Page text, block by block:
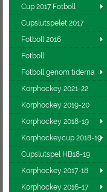
Cup 2017 Fotboll
Cupslutspelet 2017
Fotboll 2016
Fotboll
Fotboll genom tiderna
Korphockey 2021-22
Korphockey 2019-20
Korphockey 2018-19
Korphockeycup 2018-19
Cupslutspel HB18-19
Korphockey 2017-18
Korphockey 2016-17